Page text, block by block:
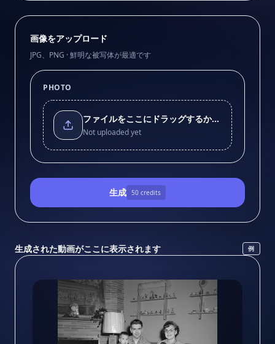
画像をアップロード
JPG、PNG · 鮮明な被写体が最適です
PHOTO
ファイルをここにドラッグするか、クリックしてアップロードしてください
Not uploaded yet
生成 50 credits
生成された動画がここに表示されます 例